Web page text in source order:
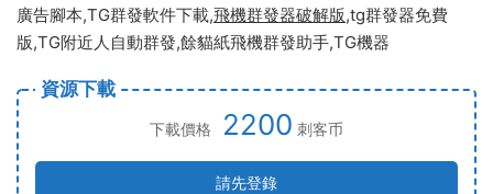
廣告腳本,TG群發軟件下載,飛機群發器破解版,tg群發器免費
版,TG附近人自動群發,餘貓紙飛機群發助手,TG機器
資源下載
下載價格 2200 刺客币
請先登錄